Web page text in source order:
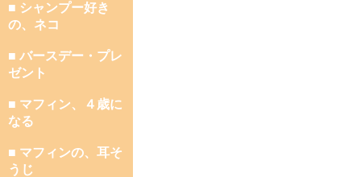
■ シャンプー好き
の、ネコ
■ バースデー・プレ
ゼント
■ マフィン、４歳に
なる
■ マフィンの、耳そ
うじ